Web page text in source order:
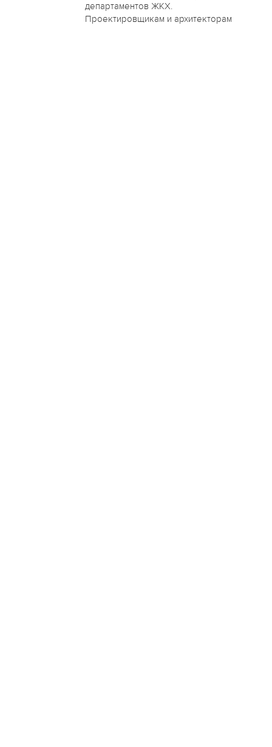
департаментов ЖКХ.
Проектировщикам и архитекторам